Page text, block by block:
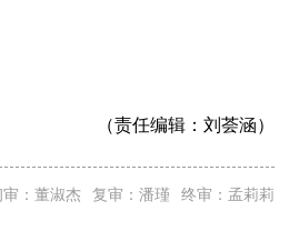
（责任编辑： 刘荟涵）
：董淑杰 复审：潘瑾 终审：孟莉莉